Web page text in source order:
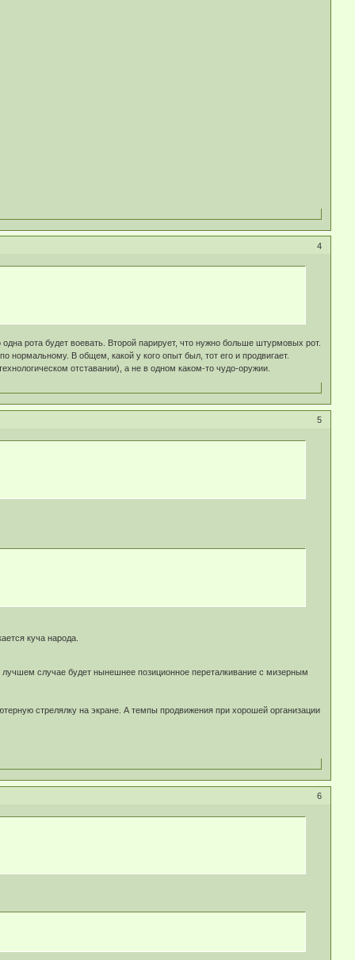
4
рота будет воевать. Второй парирует, что нужно больше штурмовых рот.
нормальному. В общем, какой у кого опыт был, тот его и продвигает.
отставании), а не в одном каком-то чудо-оружии.
5
куча народа.
случае будет нынешнее позиционное переталкивание с мизерным
стрелялку на экране. А темпы продвижения при хорошей организации
6